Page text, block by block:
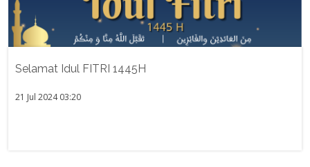
Selamat Idul FITRI 1445H
21 Jul 2024 03:20